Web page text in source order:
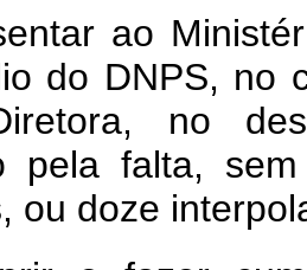
ao
do DNPS, no
no
pela falta,
ou doze